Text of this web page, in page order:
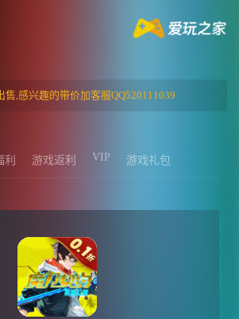
售,感兴趣的带价加客服QQ520111039
利 游戏返利 VIP 游戏礼包